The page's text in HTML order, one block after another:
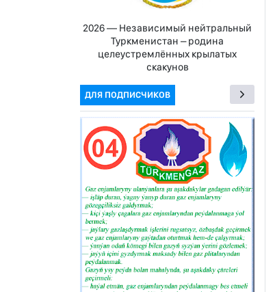
2026 — Независимый нейтральный
Туркменистан – родина
целеустремлённых крылатых
скакунов
ДЛЯ ПОДПИСЧИКОВ